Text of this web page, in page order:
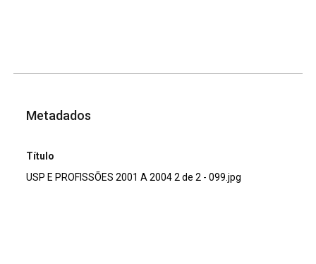
Metadados
Título
USP E PROFISSÕES 2001 A 2004 2 de 2 - 099.jpg